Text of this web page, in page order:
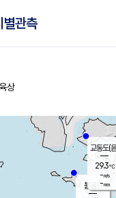
별관측
육상
볼음도
교동도(
29.3℃
-m/s
-mm